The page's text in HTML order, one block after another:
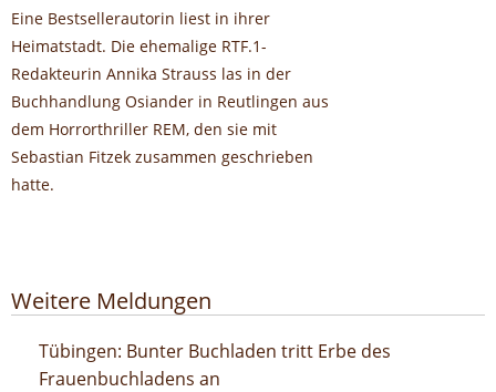
Eine Bestsellerautorin liest in ihrer
Heimatstadt. Die ehemalige RTF.1-
Redakteurin Annika Strauss las in der
Buchhandlung Osiander in Reutlingen aus
dem Horrorthriller REM, den sie mit
Sebastian Fitzek zusammen geschrieben
hatte.
Weitere Meldungen
Bunter Buchladen tritt Erbe des Frauenbuchladens an
Tübingen: Bunter Buchladen tritt Erbe des
Frauenbuchladens an